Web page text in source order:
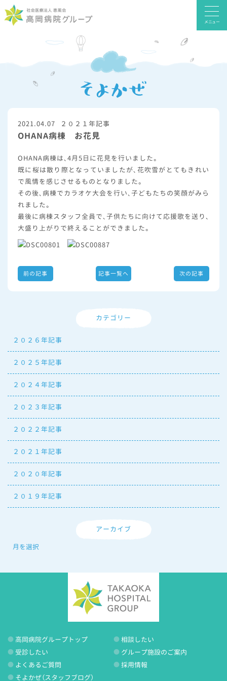
メニュー
2021.04.07 ２０２１年記事
OHANA病棟 お花見
OHANA病棟は、4月5日に花見を行いました。
既に桜は散り際となっていましたが、花吹雪がとてもきれい
で風情を感じさせるものとなりました。
その後、病棟でカラオケ大会を行い、子どもたちの笑顔がみら
れました。
最後に病棟スタッフ全員で、子供たちに向けて応援歌を送り、
大盛り上がりで終えることができました。
前の記事 次の記事
記事一覧へ
カテゴリー
２０２６年記事
２０２５年記事
２０２４年記事
２０２３年記事
２０２２年記事
２０２１年記事
２０２０年記事
２０１９年記事
アーカイブ
高岡病院グループトップ
相談したい
受診したい
グループ施設のご案内
よくあるご質問
採用情報
そよかぜ（スタッフブログ）